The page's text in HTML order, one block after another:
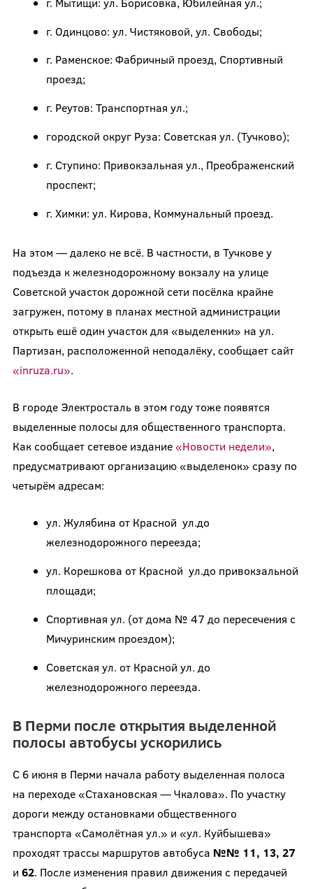
г. Одинцово: ул. Чистяковой, ул. Свободы;
г. Раменское: Фабричный проезд, Спортивный
проезд;
г. Реутов: Транспортная ул.;
городской округ Руза: Советская ул. (Тучково);
г. Ступино: Привокзальная ул., Преображенский
проспект;
г. Химки: ул. Кирова, Коммунальный проезд.
На этом — далеко не всё. В частности, в Тучкове у
подъезда к железнодорожному вокзалу на улице
Советской участок дорожной сети посёлка крайне
загружен, потому в планах местной администрации
открыть ешё один участок для «выделенки» на ул.
Партизан, расположенной неподалёку, сообщает сайт
«inruza.ru».
В городе Электросталь в этом году тоже появятся
выделенные полосы для общественного транспорта.
Как сообщает сетевое издание«Новости недели»,
предусматривают организацию «выделенок» сразу по
четырём адресам:
ул. Жулябина от Красной ул.до
железнодорожного переезда;
ул. Корешкова от Красной ул.до привокзальной
площади;
Спортивная ул. (от дома № 47 до пересечения с
Мичуринским проездом);
Советская ул. от Красной ул. до
железнодорожного переезда.
В Перми после открытия выделенной
полосы автобусы ускорились
С 6 июня в Перми начала работу выделенная полоса
на переходе «Стахановская — Чкалова». По участку
дороги между остановками общественного
транспорта «Самолётная ул.» и «ул. Куйбышева»
проходят трассы маршрутов автобуса №№ 11, 13, 27
и 62. После изменения правил движения с передачей